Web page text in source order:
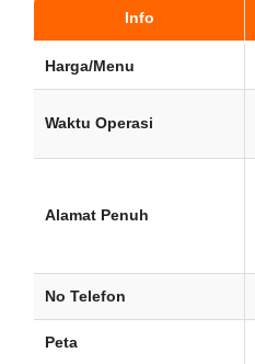
Info
Harga/Menu
Waktu Operasi
Alamat Penuh
No Telefon
Peta